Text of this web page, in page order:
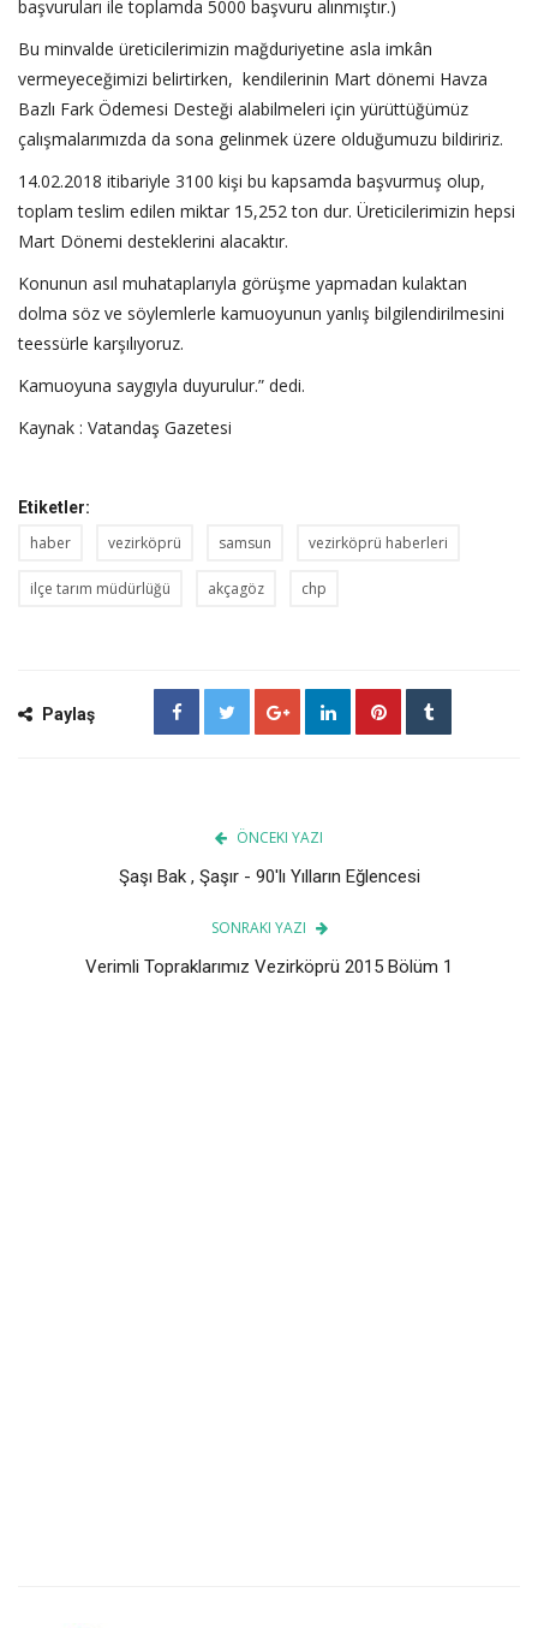
başvuruları ile toplamda 5000 başvuru alınmıştır.)
Bu minvalde üreticilerimizin mağduriyetine asla imkân
vermeyeceğimizi belirtirken, kendilerinin Mart dönemi Havza
Bazlı Fark Ödemesi Desteği alabilmeleri için yürüttüğümüz
çalışmalarımızda da sona gelinmek üzere olduğumuzu bildiririz.
14.02.2018 itibariyle 3100 kişi bu kapsamda başvurmuş olup,
toplam teslim edilen miktar 15,252 ton dur. Üreticilerimizin hepsi
Mart Dönemi desteklerini alacaktır.
Konunun asıl muhataplarıyla görüşme yapmadan kulaktan
dolma söz ve söylemlerle kamuoyunun yanlış bilgilendirilmesini
teessürle karşılıyoruz.
Kamuoyuna saygıyla duyurulur.” dedi.
Kaynak : Vatandaş Gazetesi
Etiketler:
haber vezirköprü samsun vezirköprü haberleri
ilçe tarım müdürlüğü akçagöz chp
Paylaş
ÖNCEKI YAZI
Şaşı Bak , Şaşır - 90'lı Yılların Eğlencesi
SONRAKI YAZI
Verimli Topraklarımız Vezirköprü 2015 Bölüm 1